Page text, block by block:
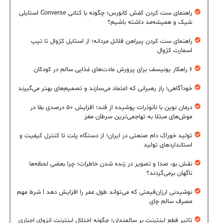
راهنمای ست کردن کفش کانورس؛ چگونه با کتانی Converse استایلی
شیک و همیشه‌مد داشته باشیم؟
راهنمای ست کردن پیراهن فلانل مردانه؛ از استایل کژوال تا تیپ
اسمارت کژوال
۶ راهکار یونیسف برای پرورش عادت‌های غذایی سالم در کودکان
خودآگاهی؛ راز رهبرانی که اعتماد می‌سازند و تصمیم‌های بهتر می‌گیرند
درمان نوین با نانوذرات پوشیده از قند؛ افزایش ۵۰ درصدی بقا در
موش‌های مبتلا به تهاجمی‌ترین سرطان مغز
تولید خوراک دام صنعتی در ایران؛ از دستگاه پلت تا کنترل کیفیت و
استانداردهای تولید
نقش بو، صدا و تصویر در زنده شدن خاطرات؛ چرا بعضی لحظه‌ها
ناگهان برمی‌گردند؟
نوشیدنی ارزان‌قیمتی که می‌تواند طول عمر را افزایش دهد | شرط مهم
مصرف سالم چای
تاثیر قطع اینترنت بر سالمندان؛ چگونه اختلال اینترنت انزوای اجباری